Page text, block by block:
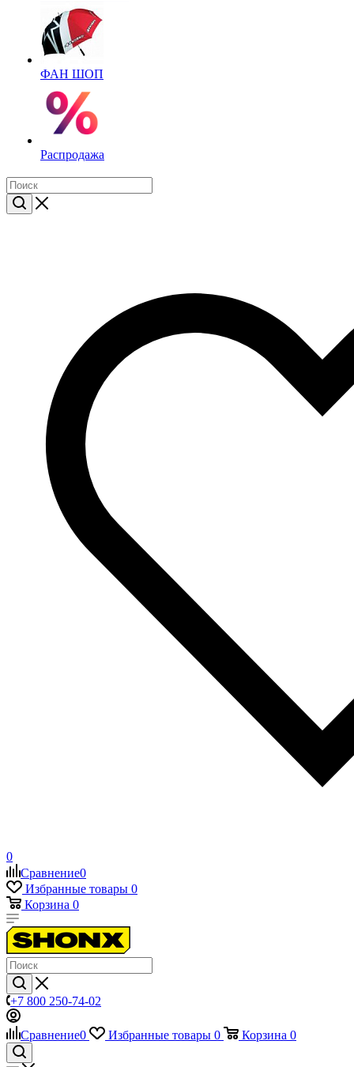
ФАН ШОП
Распродажа
0
Сравнение0
Избранные товары 0
Корзина 0
+7 800 250-74-02
Сравнение0 Избранные товары 0 Корзина 0